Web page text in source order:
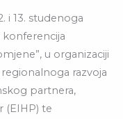
i 13. studenoga
konferencija
u organizaciji
razvoja
partnera,
(EIHP) te